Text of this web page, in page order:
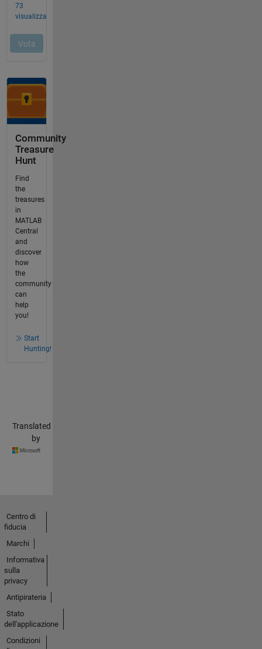
Community
Treasure
Hunt
Find
the
treasures
in
MATLAB
Central
and
discover
how
the
community
can
help
you!
Start
Hunting!
Translated
by
Centro di
fiducia
Marchi
Informativa
sulla
privacy
Antipirateria
Stato
dell'applicazione
Condizioni